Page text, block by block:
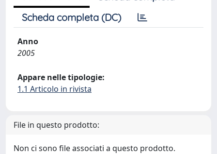
Scheda completa (DC)
Anno
2005
Appare nelle tipologie:
1.1 Articolo in rivista
File in questo prodotto:
Non ci sono file associati a questo prodotto.